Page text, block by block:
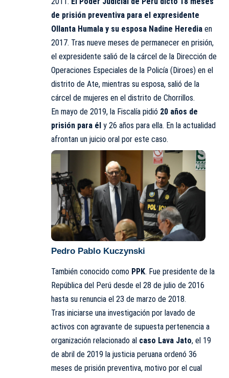
de prisión preventiva para el expresidente
Ollanta Humala y su esposa Nadine Heredia en
2017. Tras nueve meses de permanecer en prisión,
el expresidente salió de la cárcel de la Dirección de
Operaciones Especiales de la Policía (Diroes) en el
distrito de Ate, mientras su esposa, salió de la
cárcel de mujeres en el distrito de Chorrillos.
En mayo de 2019, la Fiscalía pidió 20 años de
prisión para él y 26 años para ella. En la actualidad
afrontan un juicio oral por este caso.
Pedro Pablo Kuczynski
También conocido como PPK. Fue presidente de la
República del Perú desde el 28 de julio de 2016
hasta su renuncia el 23 de marzo de 2018.
​Tras iniciarse una investigación por lavado de
activos con agravante de supuesta pertenencia a
organización relacionado al caso Lava Jato, el 19
de abril de 2019 la justicia peruana ordenó 36
meses de prisión preventiva, motivo por el cual